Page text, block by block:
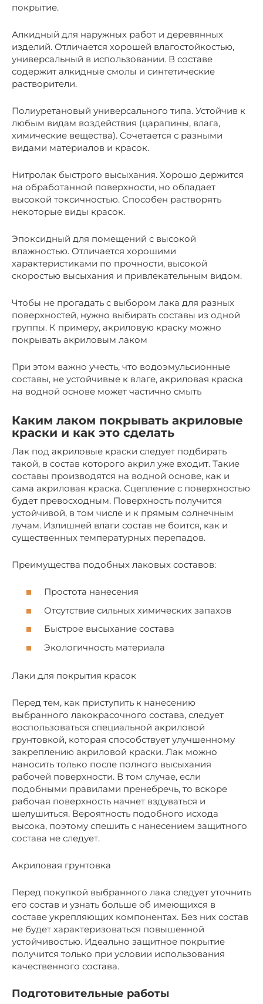
покрытие.
Алкидный для наружных работ и деревянных
изделий. Отличается хорошей влагостойкостью,
универсальный в использовании. В составе
содержит алкидные смолы и синтетические
растворители.
Полиуретановый универсального типа. Устойчив к
любым видам воздействия (царапины, влага,
химические вещества). Сочетается с разными
видами материалов и красок.
Нитролак быстрого высыхания. Хорошо держится
на обработанной поверхности, но обладает
высокой токсичностью. Способен растворять
некоторые виды красок.
Эпоксидный для помещений с высокой
влажностью. Отличается хорошими
характеристиками по прочности, высокой
скоростью высыхания и привлекательным видом.
Чтобы не прогадать с выбором лака для разных
поверхностей, нужно выбирать составы из одной
группы. К примеру, акриловую краску можно
покрывать акриловым лаком
При этом важно учесть, что водоэмульсионные
составы, не устойчивые к влаге, акриловая краска
на водной основе может частично смыть
Каким лаком покрывать акриловые
краски и как это сделать
Лак под акриловые краски следует подбирать
такой, в состав которого акрил уже входит. Такие
составы производятся на водной основе, как и
сама акриловая краска. Сцепление с поверхностью
будет превосходным. Поверхность получится
устойчивой, в том числе и к прямым солнечным
лучам. Излишней влаги состав не боится, как и
существенных температурных перепадов.
Преимущества подобных лаковых составов:
Простота нанесения
Отсутствие сильных химических запахов
Быстрое высыхание состава
Экологичность материала
Лаки для покрытия красок
Перед тем, как приступить к нанесению
выбранного лакокрасочного состава, следует
воспользоваться специальной акриловой
грунтовкой, которая способствует улучшенному
закреплению акриловой краски. Лак можно
наносить только после полного высыхания
рабочей поверхности. В том случае, если
подобными правилами пренебречь, то вскоре
рабочая поверхность начнет вздуваться и
шелушиться. Вероятность подобного исхода
высока, поэтому спешить с нанесением защитного
состава не следует.
Акриловая грунтовка
Перед покупкой выбранного лака следует уточнить
его состав и узнать больше об имеющихся в
составе укрепляющих компонентах. Без них состав
не будет характеризоваться повышенной
устойчивостью. Идеально защитное покрытие
получится только при условии использования
качественного состава.
Подготовительные работы